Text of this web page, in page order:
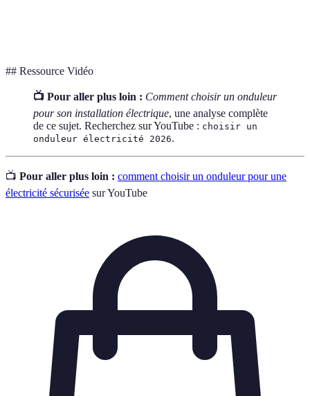
## Ressource Vidéo
📺 Pour aller plus loin : Comment choisir un onduleur
pour son installation électrique, une analyse complète
de ce sujet. Recherchez sur YouTube : choisir un
onduleur électricité 2026.
📺 Pour aller plus loin : comment choisir un onduleur pour une
électricité sécurisée sur YouTube